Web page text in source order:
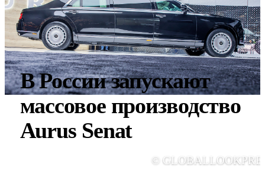
В России запускают
массовое производство
Aurus Senat
©